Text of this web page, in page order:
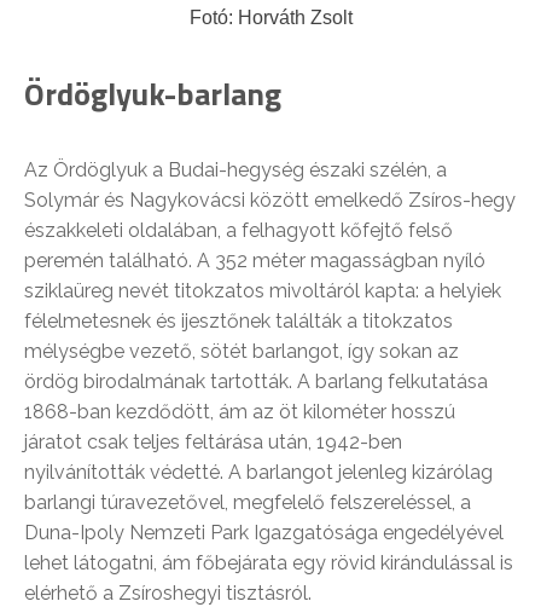
Fotó: Horváth Zsolt
Ördöglyuk-barlang
Az Ördöglyuk a Budai-hegység északi szélén, a
Solymár és Nagykovácsi között emelkedő Zsíros-hegy
északkeleti oldalában, a felhagyott kőfejtő felső
peremén található. A 352 méter magasságban nyíló
sziklaüreg nevét titokzatos mivoltáról kapta: a helyiek
félelmetesnek és ijesztőnek találták a titokzatos
mélységbe vezető, sötét barlangot, így sokan az
ördög birodalmának tartották. A barlang felkutatása
1868-ban kezdődött, ám az öt kilométer hosszú
járatot csak teljes feltárása után, 1942-ben
nyilvánították védetté. A barlangot jelenleg kizárólag
barlangi túravezetővel, megfelelő felszereléssel, a
Duna-Ipoly Nemzeti Park Igazgatósága engedélyével
lehet látogatni, ám főbejárata egy rövid kirándulással is
elérhető a Zsíroshegyi tisztásról.